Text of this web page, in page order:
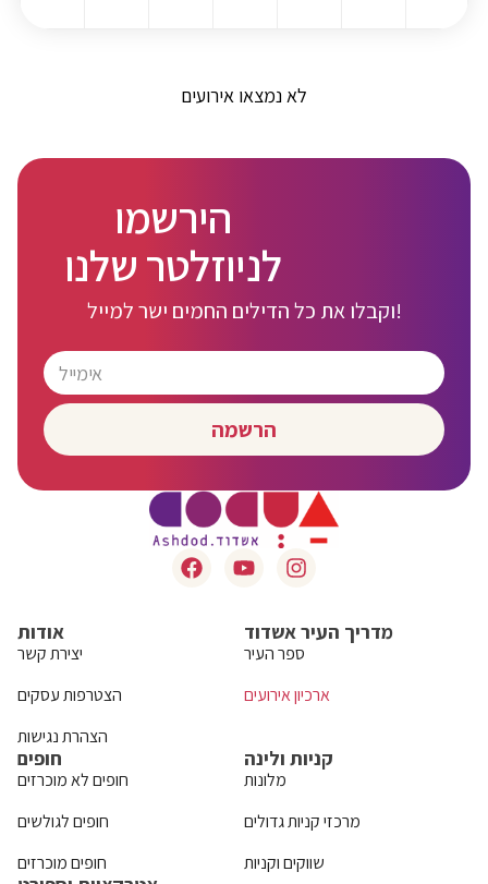
לא נמצאו אירועים
הירשמו
לניוזלטר שלנו
וקבלו את כל הדילים החמים ישר למייל!
הרשמה
אודות
יצירת קשר
הצטרפות עסקים
הצהרת נגישות
מדריך העיר אשדוד
ספר העיר
ארכיון אירועים
חופים
חופים לא מוכרזים
חופים לגולשים
חופים מוכרזים
קניות ולינה
מלונות
מרכזי קניות גדולים
שווקים וקניות